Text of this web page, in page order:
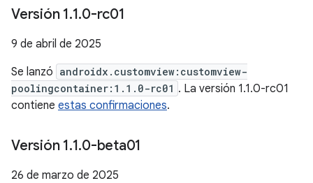
Versión 1.1.0-rc01
9 de abril de 2025
Se lanzó androidx.customview:customview-
poolingcontainer:1.1.0-rc01 . La versión 1.1.0-rc01
contiene estas confirmaciones.
Versión 1.1.0-beta01
26 de marzo de 2025